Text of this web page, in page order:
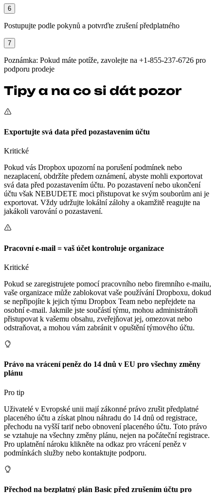
6
Postupujte podle pokynů a potvrďte zrušení předplatného
7
Poznámka: Pokud máte potíže, zavolejte na +1-855-237-6726 pro
podporu prodeje
Tipy a na co si dát pozor
Exportujte svá data před pozastavením účtu
Kritické
Pokud vás Dropbox upozorní na porušení podmínek nebo
nezaplacení, obdržíte předem oznámení, abyste mohli exportovat
svá data před pozastavením účtu. Po pozastavení nebo ukončení
účtu však NEBUDETE moci přistupovat ke svým souborům ani je
exportovat. Vždy udržujte lokální zálohy a okamžitě reagujte na
jakákoli varování o pozastavení.
Pracovní e-mail = vaš účet kontroluje organizace
Kritické
Pokud se zaregistrujete pomocí pracovního nebo firemního e-mailu,
vaše organizace může zablokovat vaše používání Dropboxu, dokud
se nepřipojíte k jejich týmu Dropbox Team nebo nepřejdete na
osobní e-mail. Jakmile jste součástí týmu, mohou administrátoři
přistupovat k vašemu obsahu, zveřejňovat jej, omezovat nebo
odstraňovat, a mohou vám zabránit v opuštění týmového účtu.
Právo na vrácení peněz do 14 dnů v EU pro všechny změny
plánu
Pro tip
Uživatelé v Evropské unii mají zákonné právo zrušit předplatné
placeného účtu a získat plnou náhradu do 14 dnů od registrace,
přechodu na vyšší tarif nebo obnovení placeného účtu. Toto právo
se vztahuje na všechny změny plánu, nejen na počáteční registrace.
Pro uplatnění nároku klikněte na odkaz pro vrácení peněz v
podmínkách služby nebo kontaktujte podporu.
Přechod na bezplatný plán Basic před zrušením účtu pro